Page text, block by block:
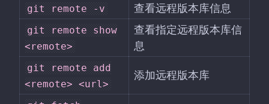
git remote -v 查看远程版本库信息
git remote show
<remote>
查看指定远程版本库信
息
git remote add
<remote> <url>
添加远程版本库